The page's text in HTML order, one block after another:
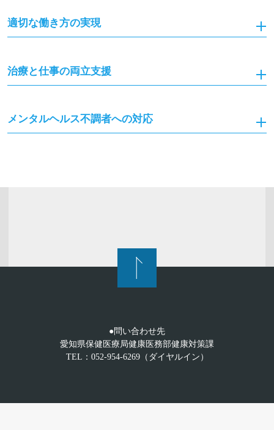
適切な働き方の実現
治療と仕事の両立支援
メンタルヘルス不調者への対応
●問い合わせ先
愛知県保健医療局健康医務部健康対策課
TEL：052-954-6269（ダイヤルイン）